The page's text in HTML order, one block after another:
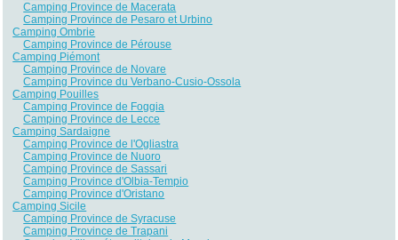
Camping Province de Macerata
Camping Province de Pesaro et Urbino
Camping Ombrie
Camping Province de Pérouse
Camping Piémont
Camping Province de Novare
Camping Province du Verbano-Cusio-Ossola
Camping Pouilles
Camping Province de Foggia
Camping Province de Lecce
Camping Sardaigne
Camping Province de l'Ogliastra
Camping Province de Nuoro
Camping Province de Sassari
Camping Province d'Olbia-Tempio
Camping Province d'Oristano
Camping Sicile
Camping Province de Syracuse
Camping Province de Trapani